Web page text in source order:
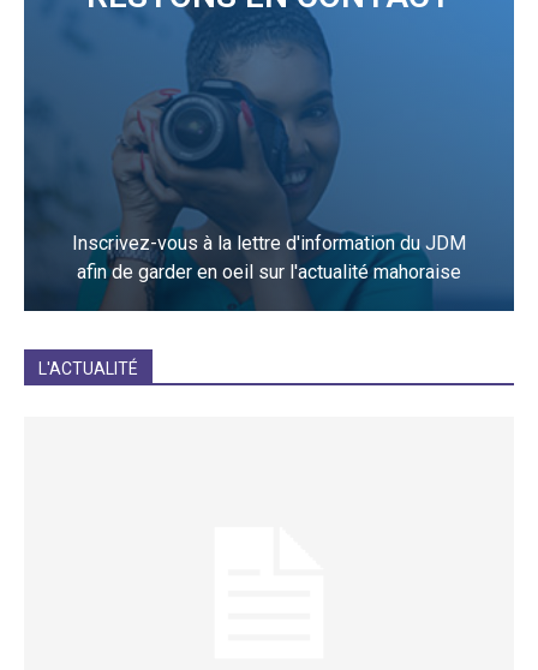
Inscrivez-vous à la lettre d'information du JDM
afin de garder en oeil sur l'actualité mahoraise
L'ACTUALITÉ